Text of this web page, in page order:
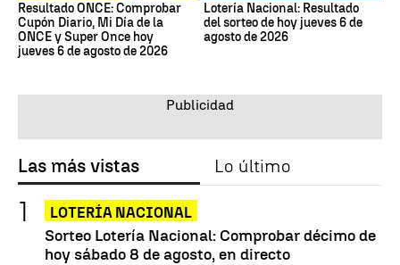
Resultado ONCE: Comprobar
Cupón Diario, Mi Día de la
ONCE y Super Once hoy
jueves 6 de agosto de 2026
Lotería Nacional: Resultado
del sorteo de hoy jueves 6 de
agosto de 2026
Las más vistas Lo último
LOTERÍA NACIONAL
Sorteo Lotería Nacional: Comprobar décimo de
hoy sábado 8 de agosto, en directo